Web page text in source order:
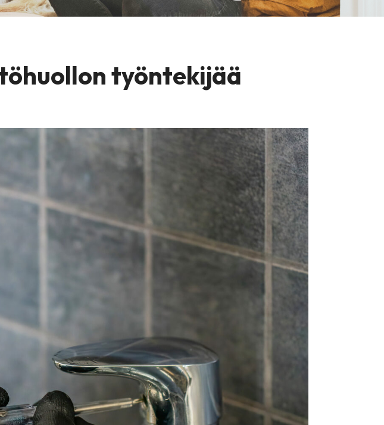
työntekijää